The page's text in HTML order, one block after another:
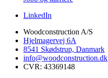
LinkedIn
Woodconstruction A/S
Hjelmagervej 6A
8541 Skødstrup, Danmark
info@woodconstruction.dk
CVR: 43369148